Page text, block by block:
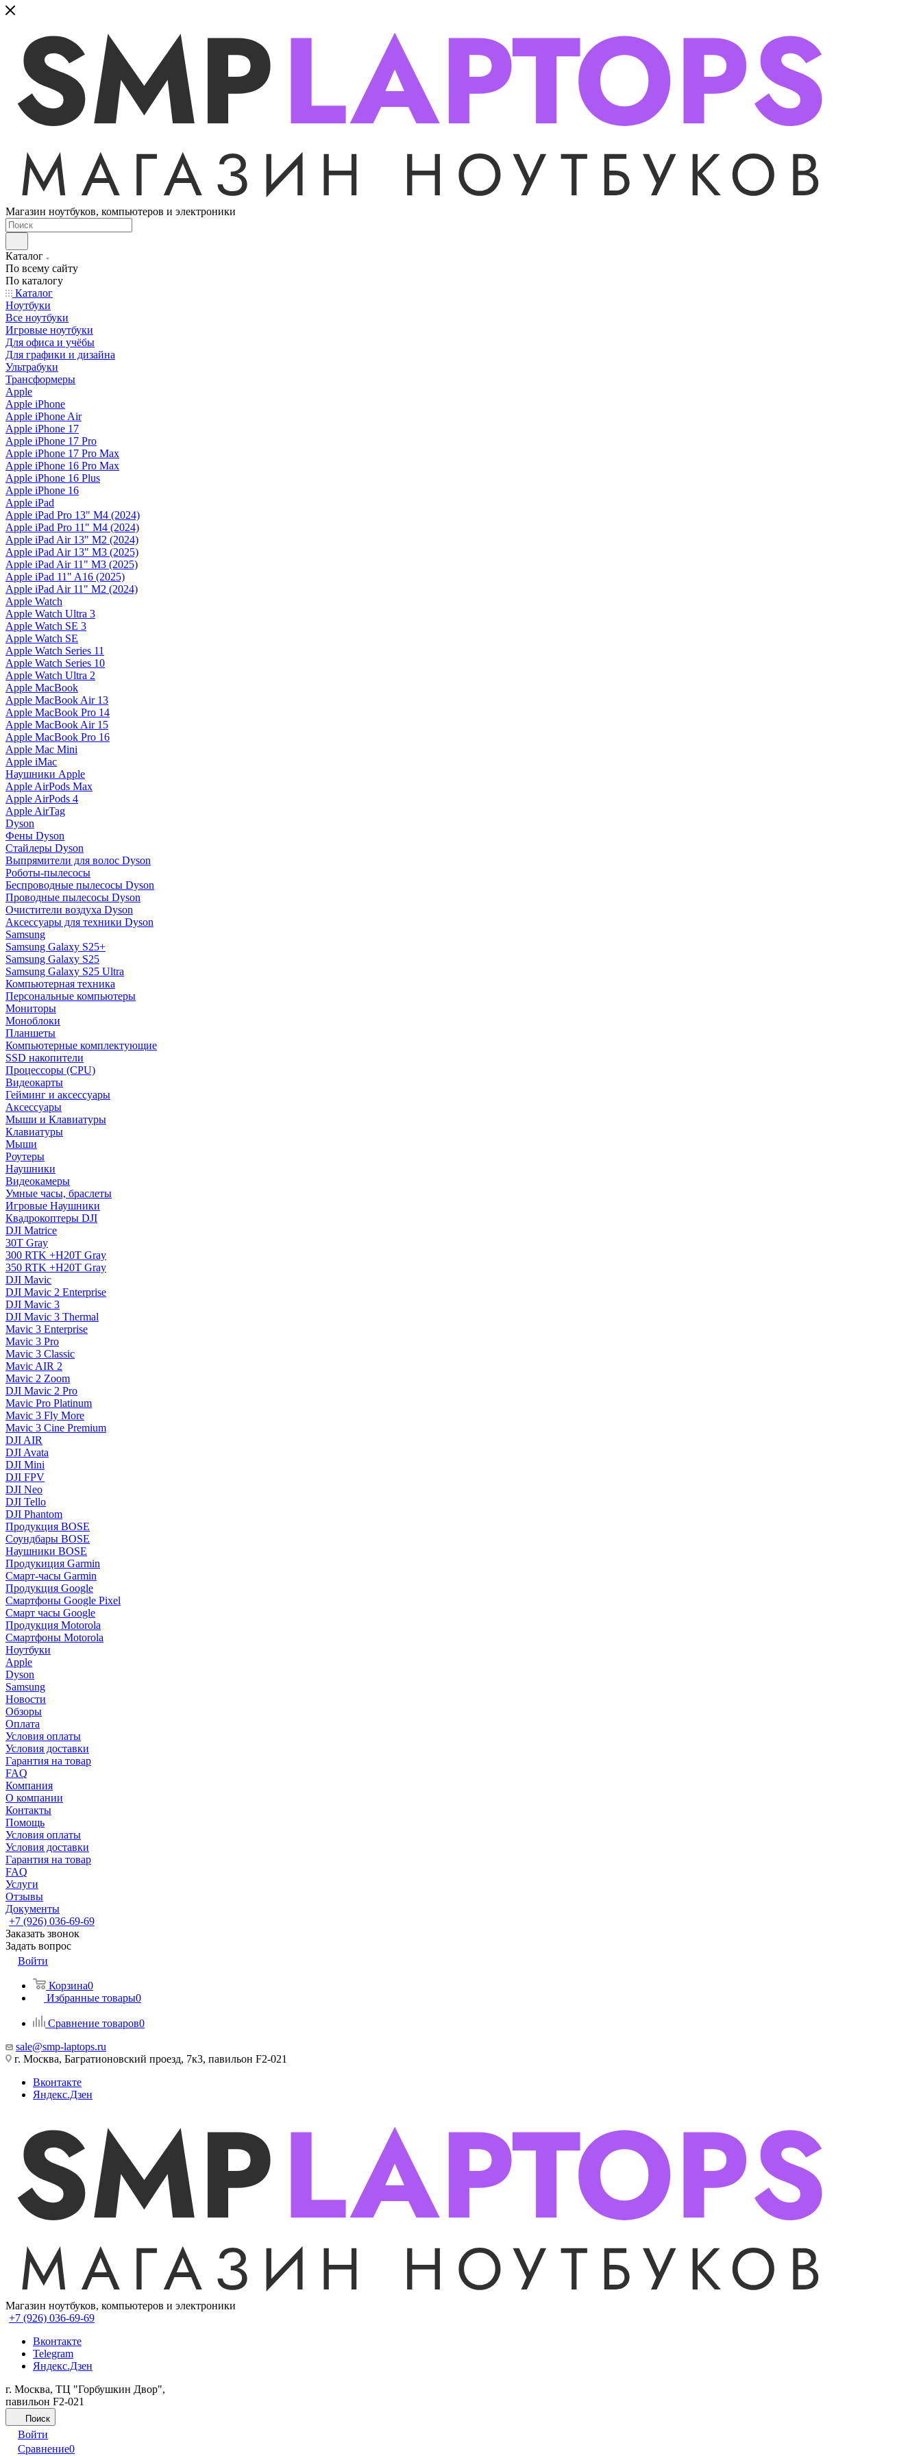
Магазин ноутбуков, компьютеров и электроники
Каталог
По всему сайту
По каталогу
Каталог
Ноутбуки
Все ноутбуки
Игровые ноутбуки
Для офиса и учёбы
Для графики и дизайна
Ультрабуки
Трансформеры
Apple
Apple iPhone
Apple iPhone Air
Apple iPhone 17
Apple iPhone 17 Pro
Apple iPhone 17 Pro Max
Apple iPhone 16 Pro Max
Apple iPhone 16 Plus
Apple iPhone 16
Apple iPad
Apple iPad Pro 13" M4 (2024)
Apple iPad Pro 11" M4 (2024)
Apple iPad Air 13" M2 (2024)
Apple iPad Air 13" M3 (2025)
Apple iPad Air 11" M3 (2025)
Apple iPad 11" A16 (2025)
Apple iPad Air 11" M2 (2024)
Apple Watch
Apple Watch Ultra 3
Apple Watch SE 3
Apple Watch SE
Apple Watch Series 11
Apple Watch Series 10
Apple Watch Ultra 2
Apple MacBook
Apple MacBook Air 13
Apple MacBook Pro 14
Apple MacBook Air 15
Apple MacBook Pro 16
Apple Mac Mini
Apple iMac
Наушники Apple
Apple AirPods Max
Apple AirPods 4
Apple AirTag
Dyson
Фены Dyson
Стайлеры Dyson
Выпрямители для волос Dyson
Роботы-пылесосы
Беспроводные пылесосы Dyson
Проводные пылесосы Dyson
Очистители воздуха Dyson
Аксессуары для техники Dyson
Samsung
Samsung Galaxy S25+
Samsung Galaxy S25
Samsung Galaxy S25 Ultra
Компьютерная техника
Персональные компьютеры
Мониторы
Моноблоки
Планшеты
Компьютерные комплектующие
SSD накопители
Процессоры (CPU)
Видеокарты
Гейминг и аксессуары
Аксессуары
Мыши и Клавиатуры
Клавиатуры
Мыши
Роутеры
Наушники
Видеокамеры
Умные часы, браслеты
Игровые Наушники
Квадрокоптеры DJI
DJI Matrice
30T Gray
300 RTK +H20T Gray
350 RTK +H20T Gray
DJI Mavic
DJI Mavic 2 Enterprise
DJI Mavic 3
DJI Mavic 3 Thermal
Mavic 3 Enterprise
Mavic 3 Pro
Mavic 3 Сlassic
Mavic AIR 2
Mavic 2 Zoom
DJI Mavic 2 Pro
Mavic Pro Platinum
Mavic 3 Fly More
Mavic 3 Cine Premium
DJI AIR
DJI Avata
DJI Mini
DJI FPV
DJI Neo
DJI Tello
DJI Phantom
Продукция BOSE
Соундбары BOSE
Наушники BOSE
Продукиция Garmin
Смарт-часы Garmin
Продукция Google
Смартфоны Google Pixel
Смарт часы Google
Продукция Motorola
Смартфоны Motorola
Ноутбуки
Apple
Dyson
Samsung
Новости
Обзоры
Оплата
Условия оплаты
Условия доставки
Гарантия на товар
FAQ
Компания
О компании
Контакты
Помощь
Условия оплаты
Условия доставки
Гарантия на товар
FAQ
Услуги
Отзывы
Документы
+7 (926) 036-69-69
Заказать звонок
Задать вопрос
Войти
Корзина0
Избранные товары0
Сравнение товаров0
sale@smp-laptops.ru
г. Москва, Багратионовский проезд, 7к3, павильон F2-021
Вконтакте
Яндекс.Дзен
Магазин ноутбуков, компьютеров и электроники
+7 (926) 036-69-69
Вконтакте
Telegram
Яндекс.Дзен
г. Москва, ТЦ "Горбушкин Двор",
павильон F2-021
Поиск
Войти
Сравнение0